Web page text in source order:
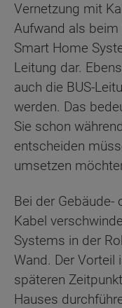
Vernetzung mit
Aufwand als
Smart Home
Leitung dar.
auch die BUS-
werden. Das
Sie schon
entscheiden
umsetzen
Bei der
Kabel
Systems in der
Wand. Der Vorteil
späteren
Hauses